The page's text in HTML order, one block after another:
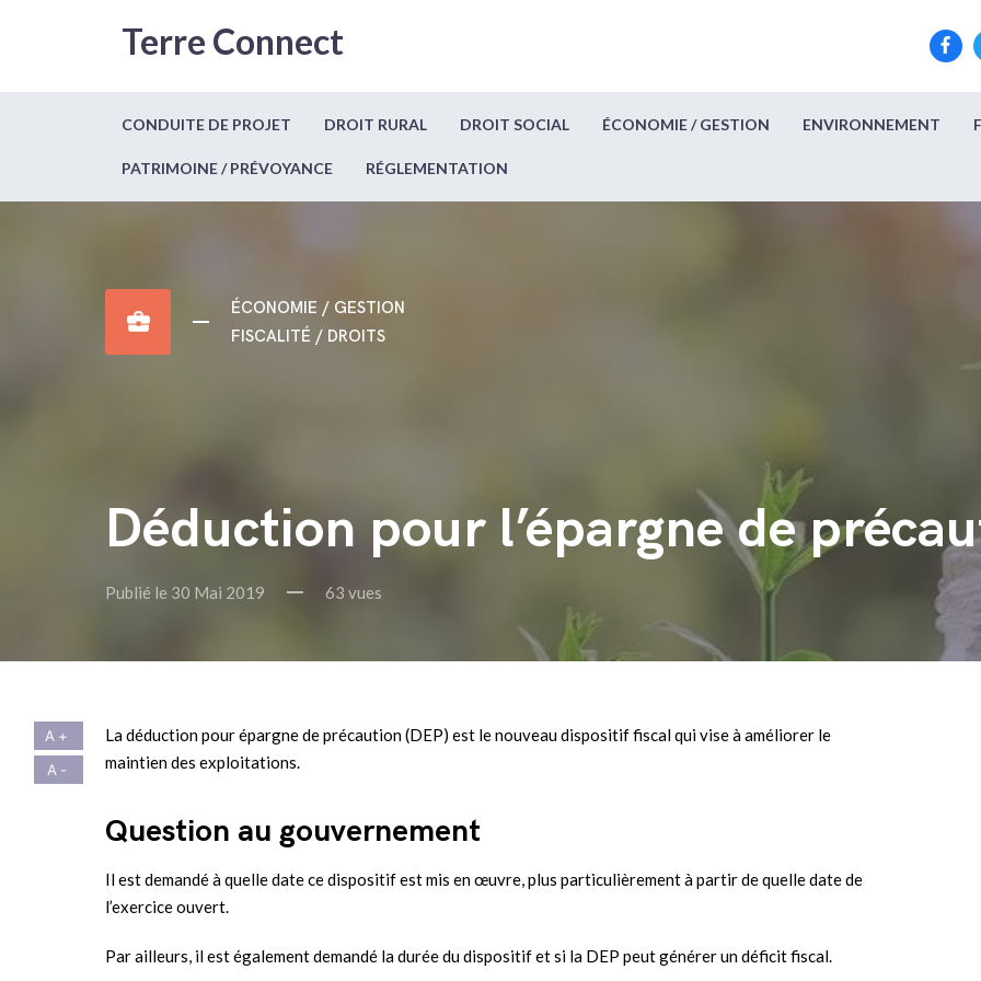
Terre Connect
CONDUITE DE PROJET DROIT RURAL DROIT SOCIAL ÉCONOMIE / GESTION ENVIRONNEMENT
PATRIMOINE / PRÉVOYANCE RÉGLEMENTATION
business_center
ÉCONOMIE / GESTION
FISCALITÉ / DROITS
Déduction pour l’épargne de
Publié le 30 Mai 2019 63 vues
La déduction pour épargne de précaution (DEP) est le nouveau dispositif fiscal qui vise à améliorer le
maintien des exploitations.
Question au gouvernement
Il est demandé à quelle date ce dispositif est mis en œuvre, plus particulièrement à partir de quelle date de
l’exercice ouvert.
Par ailleurs, il est également demandé la durée du dispositif et si la DEP peut générer un déficit fiscal.